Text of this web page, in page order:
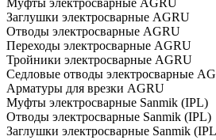
Муфты электросварные AGRU
Заглушки электросварные AGRU
Отводы электросварные AGRU
Переходы электросварные AGRU
Тройники электросварные AGRU
Седловые отводы электросварные
Арматуры для врезки AGRU
Муфты электросварные Sanmik (IPL)
Отводы электросварные Sanmik (IPL)
Заглушки электросварные Sanmik